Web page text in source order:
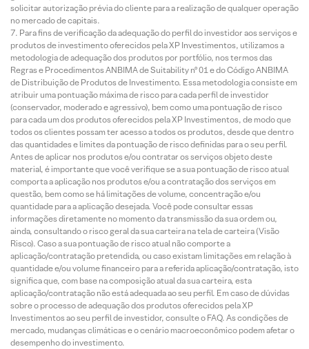
solicitar autorização prévia do cliente para a realização de qualquer operação
no mercado de capitais.
Para fins de verificação da adequação do perfil do investidor aos serviços e
produtos de investimento oferecidos pela XP Investimentos, utilizamos a
metodologia de adequação dos produtos por portfólio, nos termos das
Regras e Procedimentos ANBIMA de Suitability nº 01 e do Código ANBIMA
de Distribuição de Produtos de Investimento. Essa metodologia consiste em
atribuir uma pontuação máxima de risco para cada perfil de investidor
(conservador, moderado e agressivo), bem como uma pontuação de risco
para cada um dos produtos oferecidos pela XP Investimentos, de modo que
todos os clientes possam ter acesso a todos os produtos, desde que dentro
das quantidades e limites da pontuação de risco definidas para o seu perfil.
Antes de aplicar nos produtos e/ou contratar os serviços objeto deste
material, é importante que você verifique se a sua pontuação de risco atual
comporta a aplicação nos produtos e/ou a contratação dos serviços em
questão, bem como se há limitações de volume, concentração e/ou
quantidade para a aplicação desejada. Você pode consultar essas
informações diretamente no momento da transmissão da sua ordem ou,
ainda, consultando o risco geral da sua carteira na tela de carteira (Visão
Risco). Caso a sua pontuação de risco atual não comporte a
aplicação/contratação pretendida, ou caso existam limitações em relação à
quantidade e/ou volume financeiro para a referida aplicação/contratação, isto
significa que, com base na composição atual da sua carteira, esta
aplicação/contratação não está adequada ao seu perfil. Em caso de dúvidas
sobre o processo de adequação dos produtos oferecidos pela XP
Investimentos ao seu perfil de investidor, consulte o FAQ. As condições de
mercado, mudanças climáticas e o cenário macroeconômico podem afetar o
desempenho do investimento.